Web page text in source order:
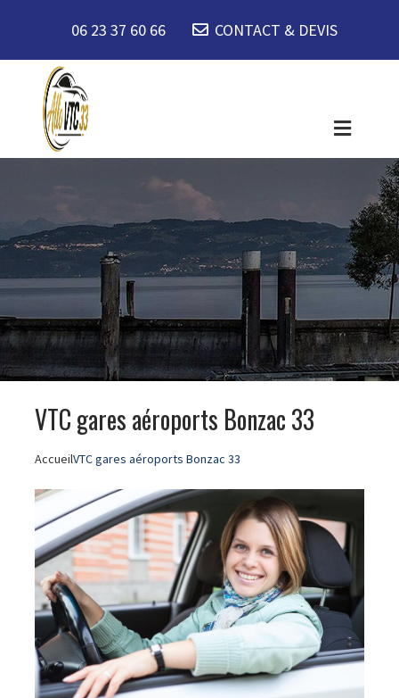
06 23 37 60 66 CONTACT & DEVIS
VTC gares aéroports Bonzac 33
AccueilVTC gares aéroports Bonzac 33